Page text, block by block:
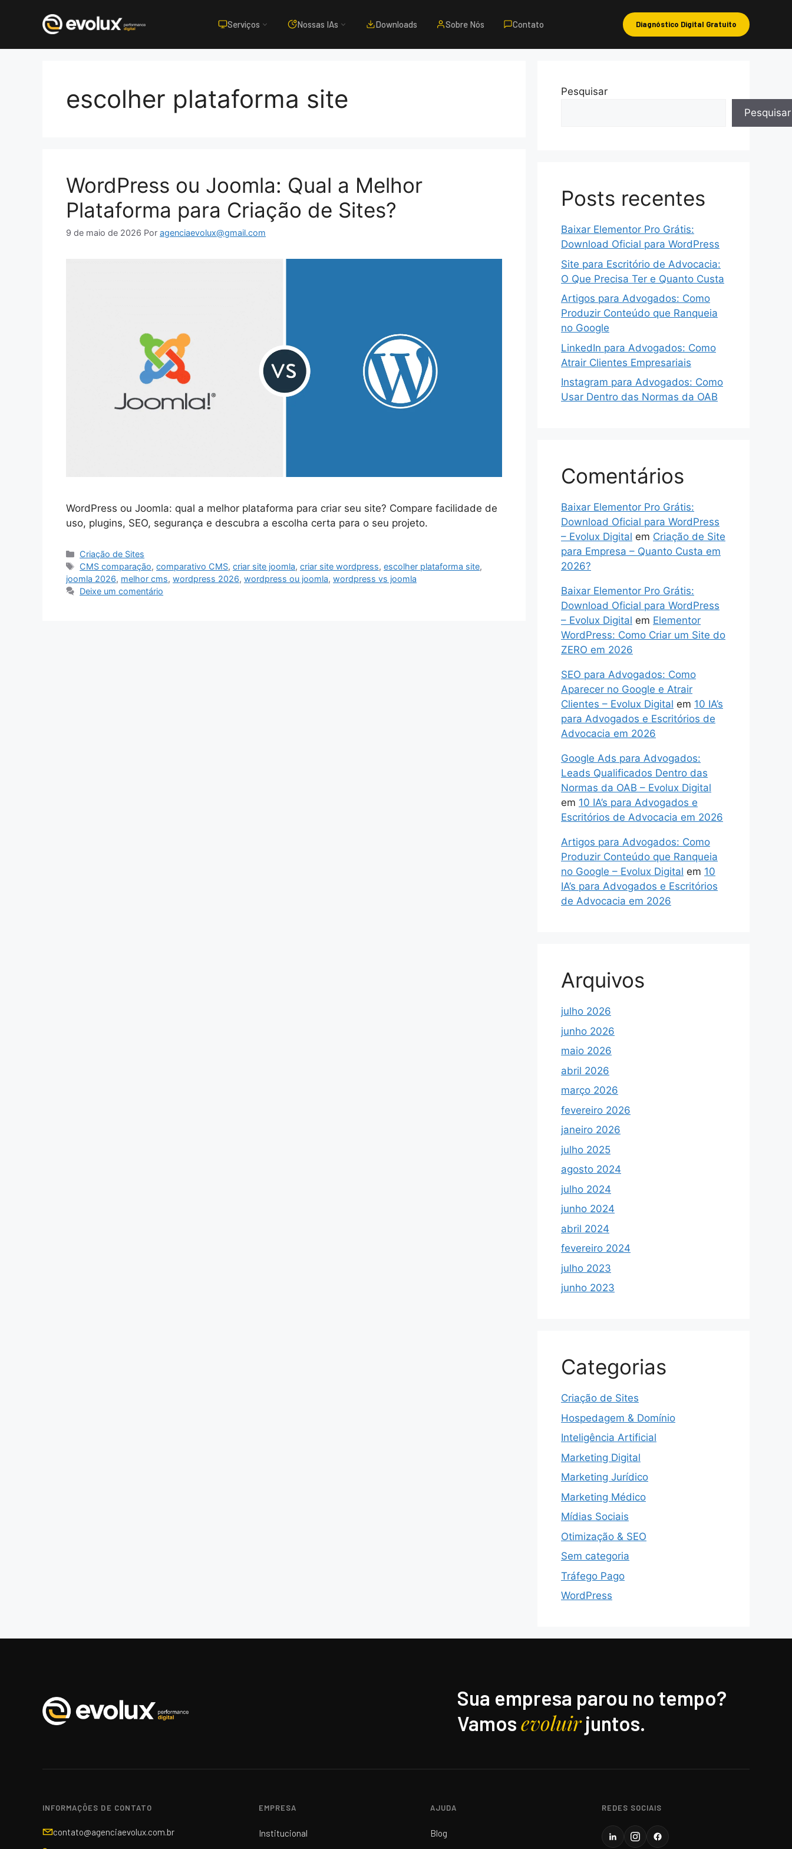
Serviços Nossas IAs Downloads Sobre Nós Contato Diagnóstico Digital Gratuito
escolher plataforma site
WordPress ou Joomla: Qual a Melhor
Plataforma para Criação de Sites?
9 de maio de 2026 Por agenciaevolux@gmail.com
WordPress ou Joomla: qual a melhor plataforma para criar seu site? Compare facilidade de
uso, plugins, SEO, segurança e descubra a escolha certa para o seu projeto.
Categorias
Criação de Sites
Tags
CMS comparação,comparativo CMS,criar site joomla,criar site wordpress,escolher plataforma site,
joomla 2026, melhor cms, wordpress 2026, wordpress ou joomla, wordpress vs joomla
Deixe um comentário
Pesquisar
Pesquisar
Posts recentes
Baixar Elementor Pro Grátis:
Download Oficial para WordPress
Site para Escritório de Advocacia:
O Que Precisa Ter e Quanto Custa
Artigos para Advogados: Como
Produzir Conteúdo que Ranqueia
no Google
LinkedIn para Advogados: Como
Atrair Clientes Empresariais
Instagram para Advogados: Como
Usar Dentro das Normas da OAB
Comentários
Baixar Elementor Pro Grátis:
Download Oficial para WordPress
– Evolux Digital em Criação de Site
para Empresa – Quanto Custa em
2026?
Baixar Elementor Pro Grátis:
Download Oficial para WordPress
– Evolux Digital em Elementor
WordPress: Como Criar um Site do
ZERO em 2026
SEO para Advogados: Como
Aparecer no Google e Atrair
Clientes – Evolux Digital em 10 IA’s
para Advogados e Escritórios de
Advocacia em 2026
Google Ads para Advogados:
Leads Qualificados Dentro das
Normas da OAB – Evolux Digital
em 10 IA’s para Advogados e
Escritórios de Advocacia em 2026
Artigos para Advogados: Como
Produzir Conteúdo que Ranqueia
no Google – Evolux Digital em 10
IA’s para Advogados e Escritórios
de Advocacia em 2026
Arquivos
julho 2026
junho 2026
maio 2026
abril 2026
março 2026
fevereiro 2026
janeiro 2026
julho 2025
agosto 2024
julho 2024
junho 2024
abril 2024
fevereiro 2024
julho 2023
junho 2023
Categorias
Criação de Sites
Hospedagem & Domínio
Inteligência Artificial
Marketing Digital
Marketing Jurídico
Marketing Médico
Mídias Sociais
Otimização & SEO
Sem categoria
Tráfego Pago
WordPress
Sua empresa parou no tempo?
Vamosevoluirjuntos.
INFORMAÇÕES DE CONTATO
contato@agenciaevolux.com.br
EMPRESA
Institucional
AJUDA
Blog
REDES SOCIAIS